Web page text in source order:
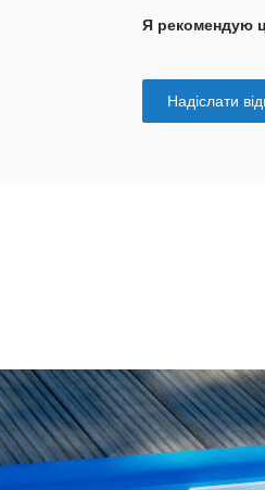
Я рекомендую
Надіслати